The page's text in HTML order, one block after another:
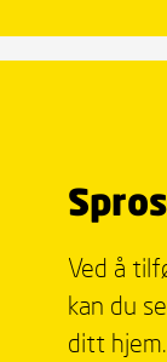
Ved å
kan du
ditt